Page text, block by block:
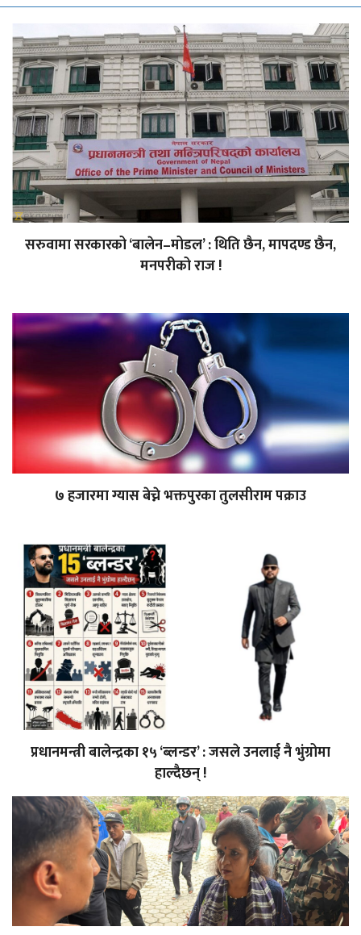
सरुवामा सरकारको ‘बालेन–मोडल’ : थिति छैन, मापदण्ड छैन,
मनपरीको राज !
७ हजारमा ग्यास बेच्ने भक्तपुरका तुलसीराम पक्राउ
प्रधानमन्त्री बालेन्द्रका १५ ‘ब्लन्डर’ : जसले उनलाई नै भुंग्रोमा
हाल्दैछन् !